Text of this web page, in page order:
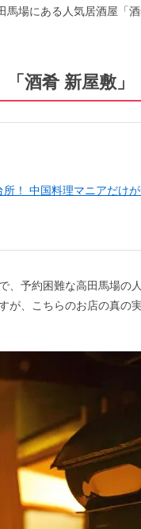
馬場にある人気居酒屋「
酒肴 新屋敷」
！ 中国料理マニアだけ
、予約困難な高田馬場の
が、こちらのお店の真の